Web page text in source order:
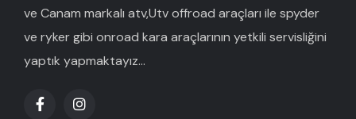
ve Canam markalı atv,Utv offroad araçları ile spyder
ve ryker gibi onroad kara araçlarının yetkili servisliğini
yaptık yapmaktayız...